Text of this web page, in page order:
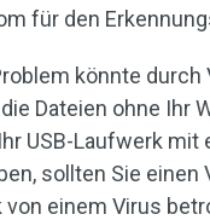
für den
könnte durch
Dateien ohne Ihr
USB-Laufwerk
sollten Sie
von einem Virus